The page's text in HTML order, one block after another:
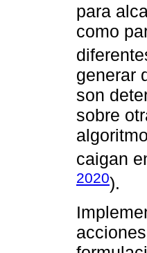
para
como
generar
son
sobre
caigan
2020).